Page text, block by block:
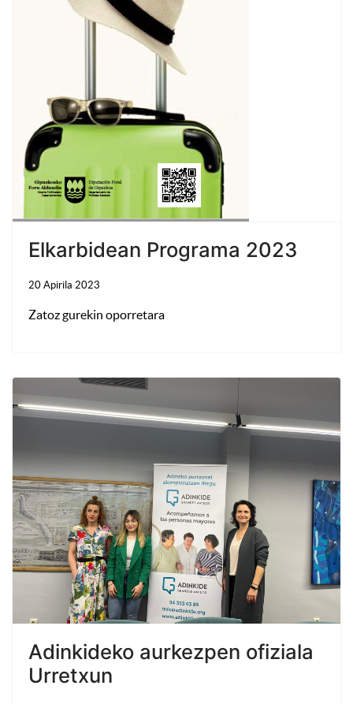
Elkarbidean Programa 2023
20 Apirila 2023
Zatoz gurekin oporretara
Adinkideko aurkezpen ofiziala
Urretxun